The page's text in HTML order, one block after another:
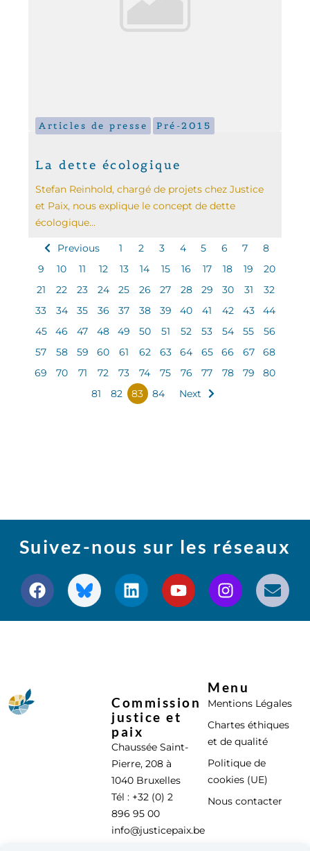
Articles de presse Pré-2015
La dette écologique
Stefan Reinhold, chargé de projets chez Justice
et Paix, nous explique le concept de dette
écologique...
Previous 1 2 3 4 5 6 7
8
9
10 11 12 13 14 15 16 17 18 19
20
21
22 23 24 25 26 27 28 29 30 31
32
33
34 35 36 37 38 39 40 41 42 43
44
45
46 47 48 49 50 51 52 53 54 55
56
57
58 59 60 61 62 63 64 65 66 67
68
69
70 71 72 73 74 75 76 77 78 79
80
81
82 83 84 Next
Suivez-nous sur les réseaux
Commission
justice et
paix
Chaussée Saint-
Pierre, 208 à
1040 Bruxelles
Tél : +32 (0) 2
896 95 00
info@justicepaix.be
Menu
Mentions Légales
Chartes éthiques
et de qualité
Politique de
cookies (UE)
Nous contacter